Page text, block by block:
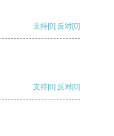
支持[0] 反对[0]
支持[0] 反对[0]